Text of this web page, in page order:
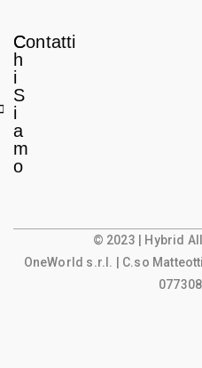
C
h
i
S
i
a
m
o
Contatti
© 2023 | Hybrid
OneWorld s.r.l.
| C.so